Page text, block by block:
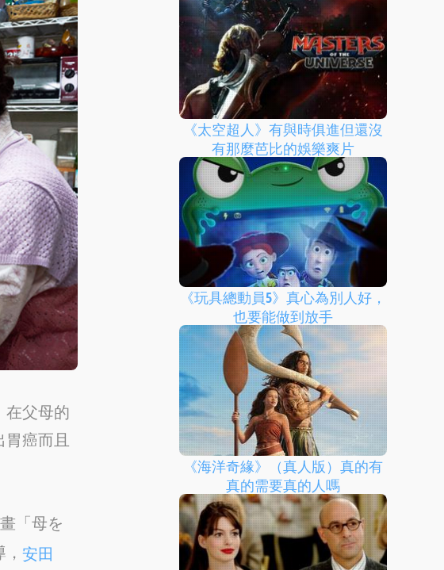
在父母的
癌而且
「母を
安田
《太空超人》有與時俱進但還沒
有那麼芭比的娛樂爽片
《玩具總動員5》真心為別人好，
也要能做到放手
《海洋奇緣》（真人版）真的有
真的需要真的人嗎